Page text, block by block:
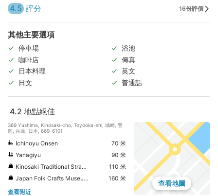
4.5 評分 16份評價
其他主要選項
停車場
浴池
咖啡店
傳真
日本料理
英文
日文
普通話
4.2 地點絕佳
369 Yushima, Kinosaki-cho, Toyooka-shi, 城崎, 豐
岡, 兵庫, 日本, 669-6101
Ichinoyu Onsen
70 米
Yanagiyu
90 米
Kinosaki Traditional Straw Work Museum
110 米
Japan Folk Crafts Museum Osaka
160 米
查看附近
查看地圖